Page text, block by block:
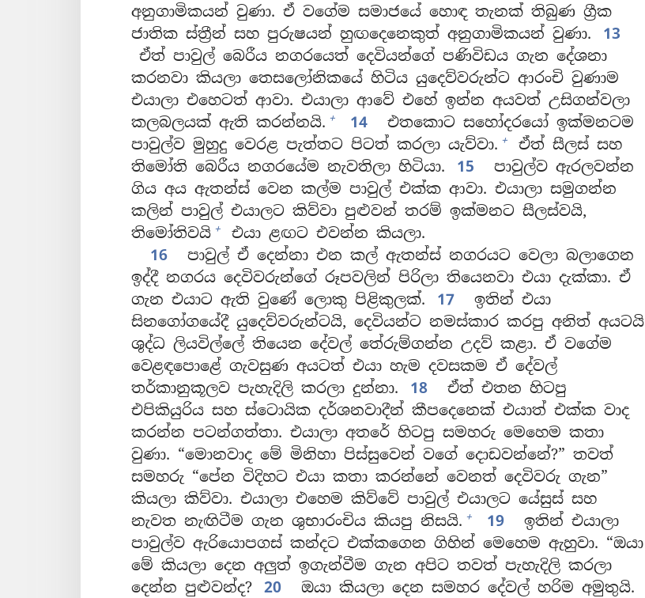
අනුගාමිකයන් වුණා. ඒ වගේම සමාජයේ හොඳ තැනක් තිබුණ ග්‍රීක
ජාතික ස්ත්‍රීන් සහ පුරුෂයන් හුඟදෙනෙකුත් අනුගාමිකයන් වුණා.
13
ඒත් පාවුල් බෙරීය නගරයෙත් දෙවියන්ගේ පණිවිඩය ගැන දේශනා
කරනවා කියලා තෙසලෝනිකයේ හිටිය යුදෙව්වරුන්ට ආරංචි වුණාම
එයාලා එහෙටත් ආවා. එයාලා ආවේ එහේ ඉන්න අයවත් උසිගන්වලා
කලබලයක් ඇති කරන්නයි. + 14
එතකොට සහෝදරයෝ ඉක්මනටම
පාවුල්ව මුහුදු වෙරළ පැත්තට පිටත් කරලා යැව්වා. +
ඒත් සීලස් සහ
තිමෝති බෙරීය නගරයේම නැවතිලා හිටියා.
15
පාවුල්ව ඇරලවන්න
ගිය අය ඇතන්ස් වෙන කල්ම පාවුල් එක්ක ආවා. එයාලා සමුගන්න
කලින් පාවුල් එයාලට කිව්වා පුළුවන් තරම් ඉක්මනට සීලස්වයි,
තිමෝතිවයි +
එයා ළඟට එවන්න කියලා.
16
පාවුල් ඒ දෙන්නා එන කල් ඇතන්ස් නගරයට වෙලා බලාගෙන
ඉද්දී නගරය දෙවිවරුන්ගේ රූපවලින් පිරිලා තියෙනවා එයා දැක්කා. ඒ
ගැන එයාට ඇති වුණේ ලොකු පිළිකුලක්.
17
ඉතින් එයා
සිනගෝගයේදී යුදෙව්වරුන්ටයි, දෙවියන්ට නමස්කාර කරපු අනිත් අයටයි
ශුද්ධ ලියවිල්ලේ තියෙන දේවල් තේරුම්ගන්න උදව් කළා. ඒ වගේම
වෙළඳපොළේ ගැවසුණ අයටත් එයා හැම දවසකම ඒ දේවල්
තර්කානුකූලව පැහැදිලි කරලා දුන්නා.
18
ඒත් එතන හිටපු
එපිකියුරිය සහ ස්ටොයික දර්ශනවාදීන් කීපදෙනෙක් එයාත් එක්ක වාද
කරන්න පටන්ගත්තා. එයාලා අතරේ හිටපු සමහරු මෙහෙම කතා
වුණා. “මොනවාද මේ මිනිහා පිස්සුවෙන් වගේ දොඩවන්නේ?” තවත්
සමහරු “පේන විදිහට එයා කතා කරන්නේ වෙනත් දෙවිවරු ගැන”
කියලා කිව්වා. එයාලා එහෙම කිව්වේ පාවුල් එයාලට යේසුස් සහ
නැවත නැඟිටීම ගැන ශුභාරංචිය කියපු නිසයි. + 19
ඉතින් එයාලා
පාවුල්ව ඇරියොපගස් කන්දට එක්කගෙන ගිහින් මෙහෙම ඇහුවා. “ඔයා
මේ කියලා දෙන අලුත් ඉගැන්වීම ගැන අපිට තවත් පැහැදිලි කරලා
දෙන්න පුළුවන්ද? 20
ඔයා කියලා දෙන සමහර දේවල් හරිම අමුතුයි.